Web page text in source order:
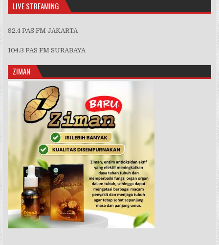
LIVE STREAMING
92.4 PAS FM JAKARTA
104.3 PAS FM SURABAYA
ZIMAN